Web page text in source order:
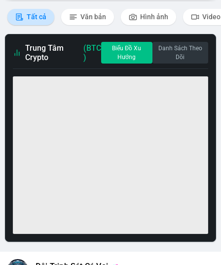
Tất cả Văn bản Hình ảnh Video
Trung Tâm
Crypto
(BTC
)
Biểu Đồ Xu
Hướng
Danh Sách Theo
Dõi